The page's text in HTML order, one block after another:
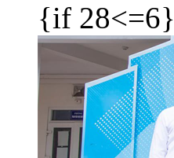
{if 28<=6}